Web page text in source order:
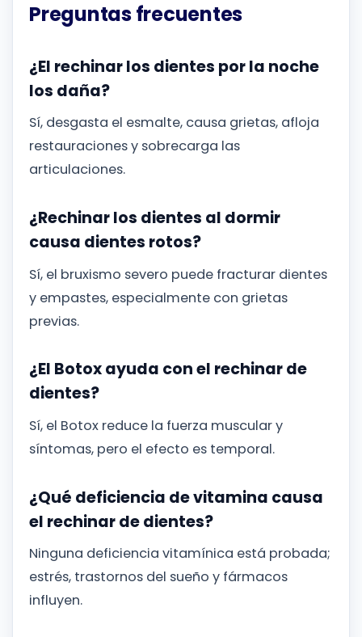
Preguntas frecuentes
¿El rechinar los dientes por la noche
los daña?
Sí, desgasta el esmalte, causa grietas, afloja
restauraciones y sobrecarga las
articulaciones.
¿Rechinar los dientes al dormir
causa dientes rotos?
Sí, el bruxismo severo puede fracturar dientes
y empastes, especialmente con grietas
previas.
¿El Botox ayuda con el rechinar de
dientes?
Sí, el Botox reduce la fuerza muscular y
síntomas, pero el efecto es temporal.
¿Qué deficiencia de vitamina causa
el rechinar de dientes?
Ninguna deficiencia vitamínica está probada;
estrés, trastornos del sueño y fármacos
influyen.